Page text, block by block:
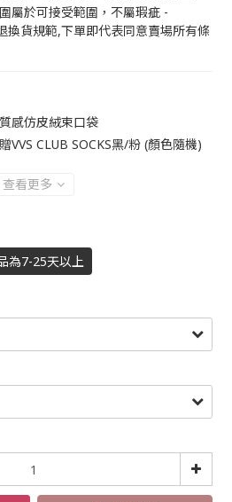
屬於可接受範圍，不屬瑕疵 -
貨規範,下單即代表同意賣場所有條
感仿皮絨束口袋
VVS CLUB SOCKS黑/粉 (顏色隨機)
查看更多
為7-25天以上